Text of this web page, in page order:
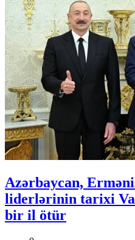
Azərbaycan,
liderlərinin tarixi
bir il ötür